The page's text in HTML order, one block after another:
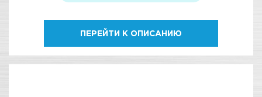
ПЕРЕЙТИ К ОПИСАНИЮ